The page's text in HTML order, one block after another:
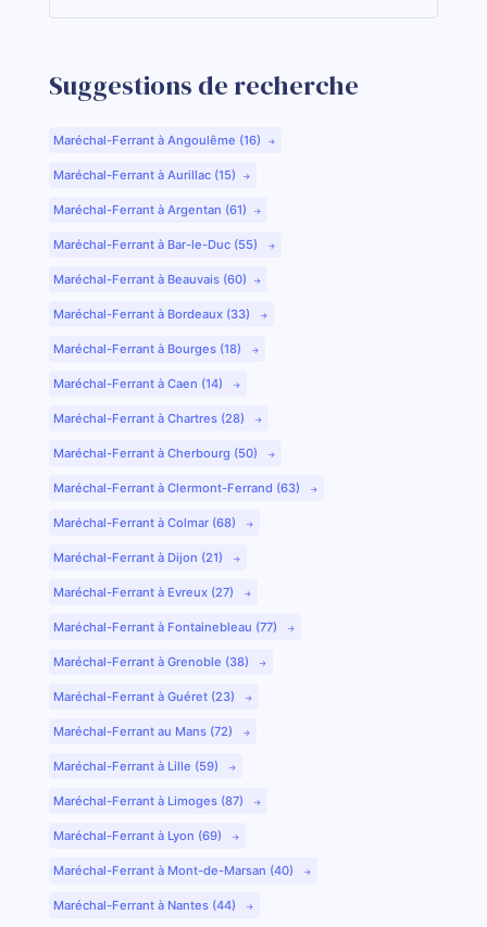
Suggestions de recherche
Maréchal-Ferrant à Angoulême (16)
Maréchal-Ferrant à Aurillac (15)
Maréchal-Ferrant à Argentan (61)
Maréchal-Ferrant à Bar-le-Duc (55)
Maréchal-Ferrant à Beauvais (60)
Maréchal-Ferrant à Bordeaux (33)
Maréchal-Ferrant à Bourges (18)
Maréchal-Ferrant à Caen (14)
Maréchal-Ferrant à Chartres (28)
Maréchal-Ferrant à Cherbourg (50)
Maréchal-Ferrant à Clermont-Ferrand (63)
Maréchal-Ferrant à Colmar (68)
Maréchal-Ferrant à Dijon (21)
Maréchal-Ferrant à Evreux (27)
Maréchal-Ferrant à Fontainebleau (77)
Maréchal-Ferrant à Grenoble (38)
Maréchal-Ferrant à Guéret (23)
Maréchal-Ferrant au Mans (72)
Maréchal-Ferrant à Lille (59)
Maréchal-Ferrant à Limoges (87)
Maréchal-Ferrant à Lyon (69)
Maréchal-Ferrant à Mont-de-Marsan (40)
Maréchal-Ferrant à Nantes (44)